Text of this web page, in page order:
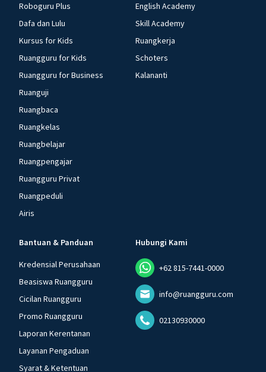
Roboguru Plus
Dafa dan Lulu
Kursus for Kids
Ruangguru for Kids
Ruangguru for Business
Ruanguji
Ruangbaca
Ruangkelas
Ruangbelajar
Ruangpengajar
Ruangguru Privat
Ruangpeduli
Airis
English Academy
Skill Academy
Ruangkerja
Schoters
Kalananti
Bantuan & Panduan
Kredensial Perusahaan
Beasiswa Ruangguru
Cicilan Ruangguru
Promo Ruangguru
Laporan Kerentanan
Layanan Pengaduan
Syarat & Ketentuan
Hubungi Kami
+62 815-7441-0000
info@ruangguru.com
02130930000